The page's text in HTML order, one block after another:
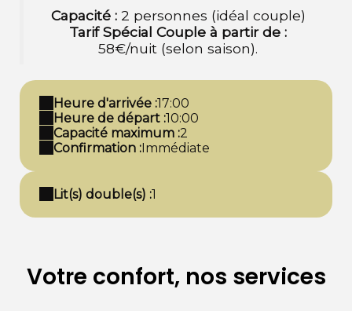
Capacité :2 personnes (idéal couple)
Tarif Spécial Couple à partir de :
58€/nuit (selon saison).
Heure d'arrivée :17:00
Heure de départ :10:00
Capacité maximum :2
Confirmation :Immédiate
Lit(s) double(s) :1
Votre confort, nos services